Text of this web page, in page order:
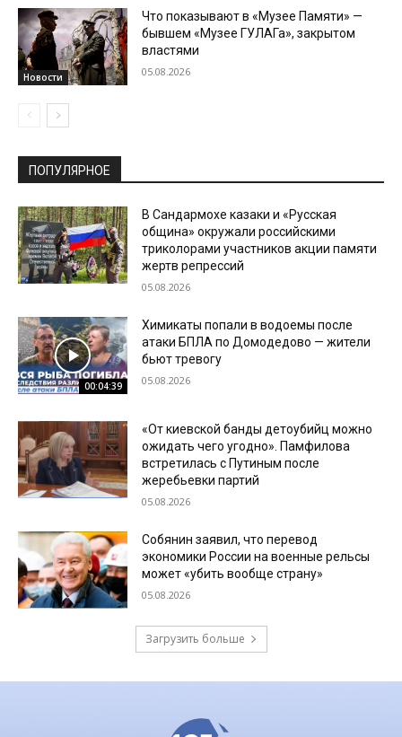
Новости
Что показывают в «Музее Памяти» —
бывшем «Музее ГУЛАГа», закрытом
властями
05.08.2026
ПОПУЛЯРНОЕ
В Сандармохе казаки и «Русская
община» окружали российскими
триколорами участников акции памяти
жертв репрессий
05.08.2026
00:04:39
Химикаты попали в водоемы после
атаки БПЛА по Домодедово — жители
бьют тревогу
05.08.2026
«От киевской банды детоубийц можно
ожидать чего угодно». Памфилова
встретилась с Путиным после
жеребьевки партий
05.08.2026
Собянин заявил, что перевод
экономики России на военные рельсы
может «убить вообще страну»
05.08.2026
Загрузить больше